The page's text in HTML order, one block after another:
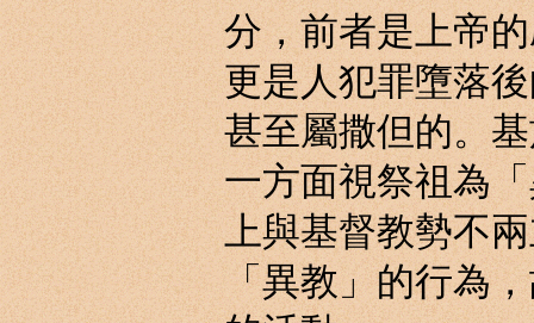
分，前者是上帝
更是人犯罪墮落
甚至屬撒但的。
一方面視祭祖為
上與基督教勢不
「異教」的行為